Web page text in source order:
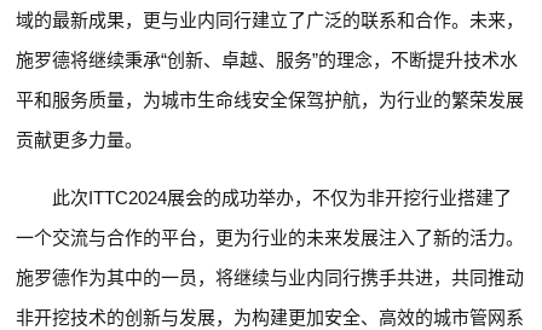
域的最新成果，更与业内同行建立了广泛的联系和合作。未来，
施罗德将继续秉承“创新、卓越、服务”的理念，不断提升技术水
平和服务质量，为城市生命线安全保驾护航，为行业的繁荣发展
贡献更多力量。
此次ITTC2024展会的成功举办，不仅为非开挖行业搭建了
一个交流与合作的平台，更为行业的未来发展注入了新的活力。
施罗德作为其中的一员，将继续与业内同行携手共进，共同推动
非开挖技术的创新与发展，为构建更加安全、高效的城市管网系